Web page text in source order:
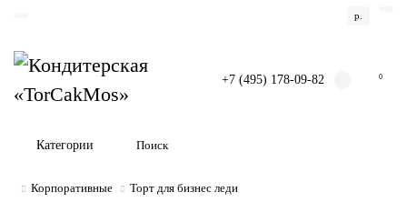
р.
+7 (495) 178-09-82 0
Категории
Корпоративные Торт для бизнес леди